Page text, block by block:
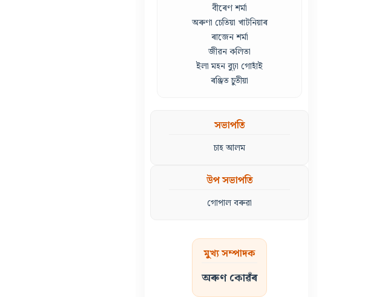
বীৰেণ শৰ্মা
অৰুণা চেতিয়া খাটনিয়াৰ
ৰাজেন শৰ্মা
জীৱন কলিতা
ইলা মহন বুঢ়া গোহাঁই
ৰঞ্জিত চুতীয়া
সভাপতি
চাহ আলম
উপ সভাপতি
গোপাল বৰুৱা
মুখ্য সম্পাদক
অৰুণ কোৱঁৰ